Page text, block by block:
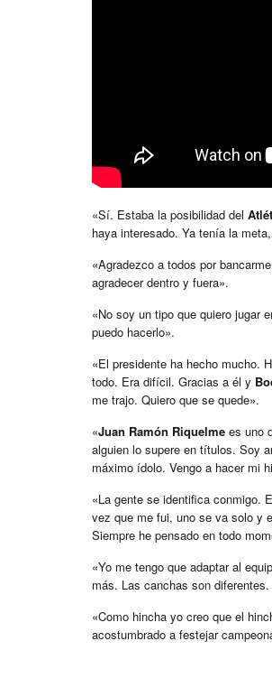
«Sí. Estaba la posibilidad del
haya interesado. Ya tenía la
«Agradezco a todos por
agradecer dentro y fuera».
«No soy un tipo que quiero jugar
puedo hacerlo».
«El presidente ha hecho mucho.
todo. Era difícil. Gracias a él y
me trajo. Quiero que se quede».
«Juan Ramón Riquelme es uno
alguien lo supere en títulos. Soy
máximo ídolo. Vengo a hacer mi
«La gente se identifica conmigo.
vez que me fui, uno se va solo y
Siempre he pensado en todo
«Yo me tengo que adaptar al
más. Las canchas son
«Como hincha yo creo que el
acostumbrado a festejar